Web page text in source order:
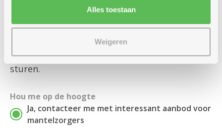
Alles toestaan
Weigeren
nu en dan iets komt eten in een
dienstencentrum of iets koopt in De Schakel
geregistreerd als klant, omdat we
dan geen facturen via onze boekhouding
sturen.
Hou me op de hoogte
Ja, contacteer me met interessant aanbod voor
mantelzorgers